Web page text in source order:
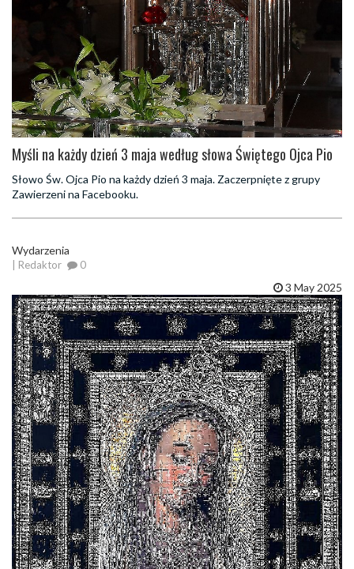
Myśli na każdy dzień 3 maja według słowa Świętego Ojca Pio
Słowo Św. Ojca Pio na każdy dzień 3 maja. Zaczerpnięte z grupy
Zawierzeni na Facebooku.
Wydarzenia
| Redaktor 0
3 May 2025